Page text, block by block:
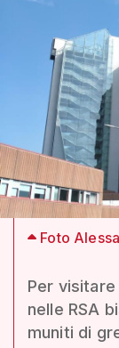
Foto
Per
nelle RSA
muniti di